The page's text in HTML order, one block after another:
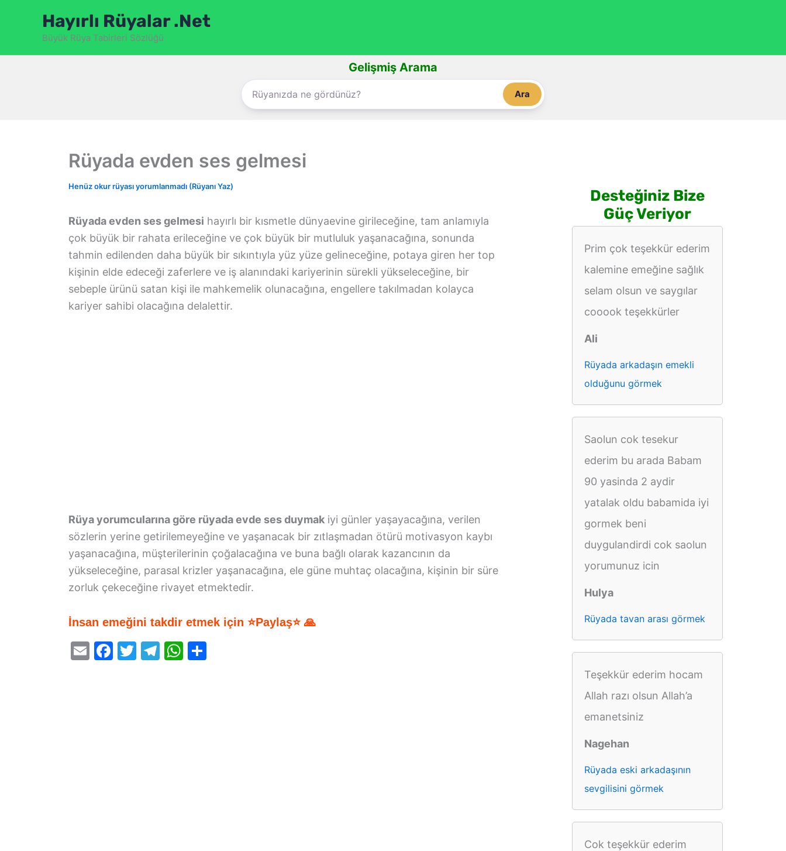
Hayırlı Rüyalar .Net
Büyük Rüya Tabirleri Sözlüğü
Gelişmiş Arama
Ara
Rüyada evden ses gelmesi
Henüz okur rüyası yorumlanmadı (Rüyanı Yaz)
Rüyada evden ses gelmesi hayırlı bir kısmetle dünyaevine girileceğine, tam anlamıyla
çok büyük bir rahata erileceğine ve çok büyük bir mutluluk yaşanacağına, sonunda
tahmin edilenden daha büyük bir sıkıntıyla yüz yüze gelineceğine, potaya giren her top
kişinin elde edeceği zaferlere ve iş alanındaki kariyerinin sürekli yükseleceğine, bir
sebeple ürünü satan kişi ile mahkemelik olunacağına, engellere takılmadan kolayca
kariyer sahibi olacağına delalettir.
Rüya yorumcularına göre rüyada evde ses duymak iyi günler yaşayacağına, verilen
sözlerin yerine getirilemeyeğine ve yaşanacak bir zıtlaşmadan ötürü motivasyon kaybı
yaşanacağına, müşterilerinin çoğalacağına ve buna bağlı olarak kazancının da
yükseleceğine, parasal krizler yaşanacağına, ele güne muhtaç olacağına, kişinin bir süre
zorluk çekeceğine rivayet etmektedir.
İnsan emeğini takdir etmek için ⭐Paylaş⭐ 🙏
E
F
T
T
W
Desteğiniz Bize
Güç Veriyor
Prim çok teşekkür ederim
kalemine emeğine sağlık
selam olsun ve saygılar
cooook teşekkürler
Ali
Rüyada arkadaşın emekli
olduğunu görmek
Saolun cok tesekur
ederim bu arada Babam
90 yasinda 2 aydir
yatalak oldu babamida iyi
gormek beni
duygulandirdi cok saolun
yorumunuz icin
Hulya
Rüyada tavan arası görmek
Teşekkür ederim hocam
Allah razı olsun Allah’a
emanetsiniz
Nagehan
Rüyada eski arkadaşının
sevgilisini görmek
Cok teşekkür ederim